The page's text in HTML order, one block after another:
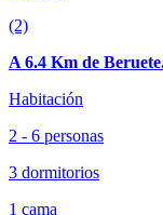
(2)
A 6.4 Km de
Habitación
2 - 6 personas
3 dormitorios
1 cama